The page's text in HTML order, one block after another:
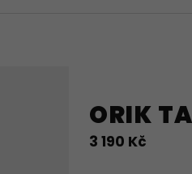
ORIK
produktu
je
0,0
3 190 Kč